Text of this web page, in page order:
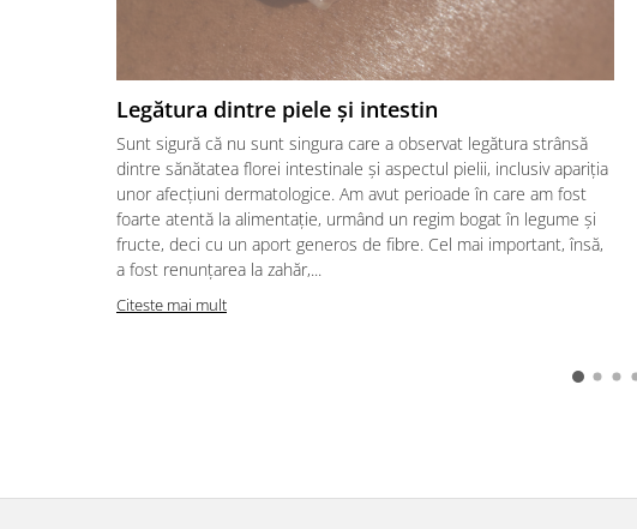
Legătura dintre piele și intestin
Sunt sigură că nu sunt singura care a observat legătura strânsă
dintre sănătatea florei intestinale și aspectul pielii, inclusiv apariția
unor afecțiuni dermatologice. Am avut perioade în care am fost
foarte atentă la alimentație, urmând un regim bogat în legume și
fructe, deci cu un aport generos de fibre. Cel mai important, însă,
a fost renunțarea la zahăr,...
Citeste mai mult